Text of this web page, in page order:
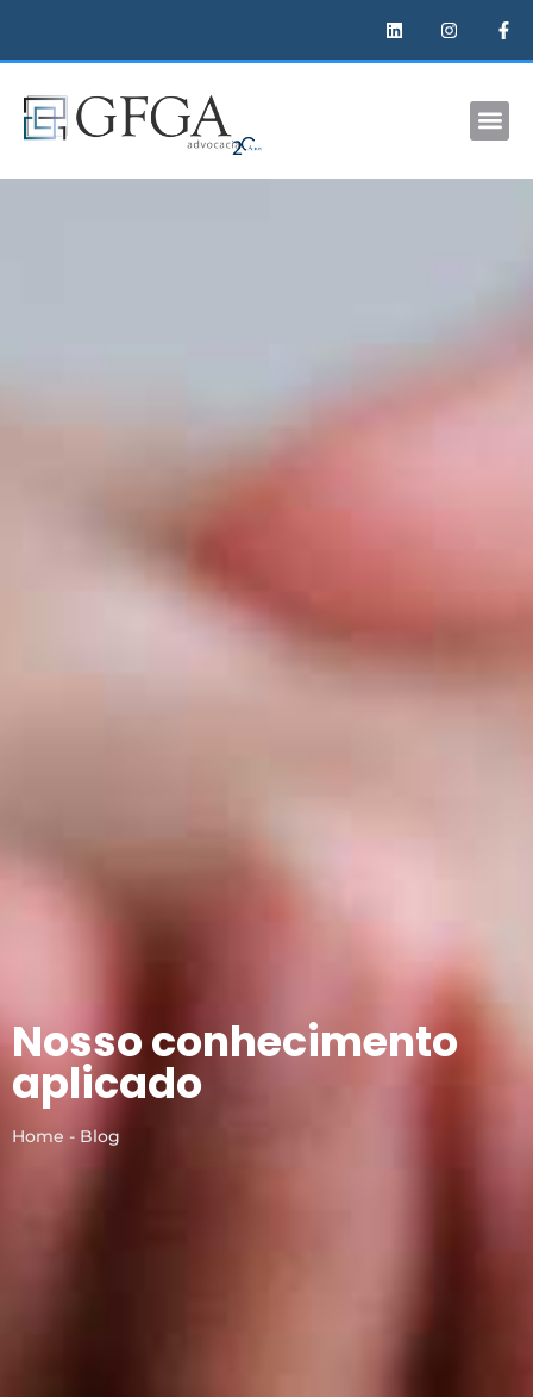
Nosso conhecimento
aplicado
Home - Blog